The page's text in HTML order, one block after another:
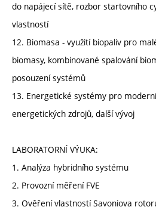
do napájecí sítě, rozbor startovního
vlastností
12. Biomasa - využití biopaliv pro
biomasy, kombinované spalování
posouzení systémů
13. Energetické systémy pro
energetických zdrojů, další vývoj
LABORATORNÍ VÝUKA:
1. Analýza hybridního systému
2. Provozní měření FVE
3. Ověření vlastností Savoniova